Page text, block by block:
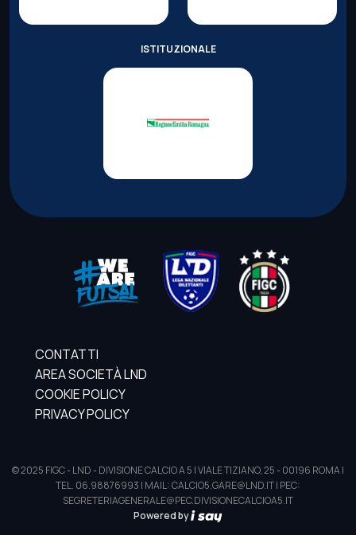
ISTITUZIONALE
CONTATTI
AREA SOCIETÀ LND
COOKIE POLICY
PRIVACY POLICY
© 2025 FIGC - LND - DIVISIONE CALCIO A 5 | VIALE TIZIANO, 25 - 00196 ROMA |
TEL. 06.98876993 | MAIL: CALCIO5.GARE@LND.IT | PEC:
SEGRETERIAGENERALE@PEC.DIVISIONECALCIOA5.IT
Powered by